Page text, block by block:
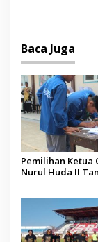
Baca Juga
Pemilihan Ketua
Nurul Huda II